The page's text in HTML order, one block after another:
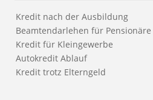
Kredit nach der Ausbildung
Beamtendarlehen für Pensionäre
Kredit für Kleingewerbe
Autokredit Ablauf
Kredit trotz Elterngeld